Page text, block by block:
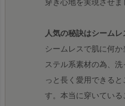
穿き心地を実現させま
人気の秘訣はシームレ
シームレスで肌に何
ステル系素材の為、
っと長く愛用できる
す。本当に穿いてい